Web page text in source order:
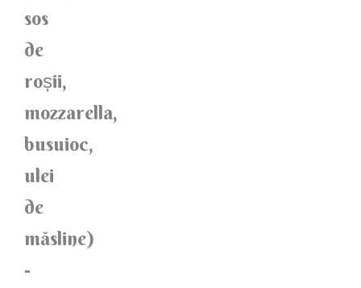
sos
de
roșii,
mozzarella,
busuioc,
ulei
de
măsline)
-